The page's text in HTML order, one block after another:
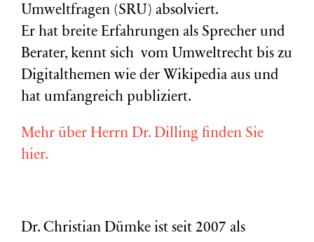
Umweltfragen (SRU) absolviert.
Er hat breite Erfahrungen als Sprecher und
Berater, kennt sich vom Umweltrecht bis zu
Digitalthemen wie der Wikipedia aus und
hat umfangreich publiziert.
Mehr über Herrn Dr. Dilling finden Sie
hier.
Dr. Christian Dümke ist seit 2007 als